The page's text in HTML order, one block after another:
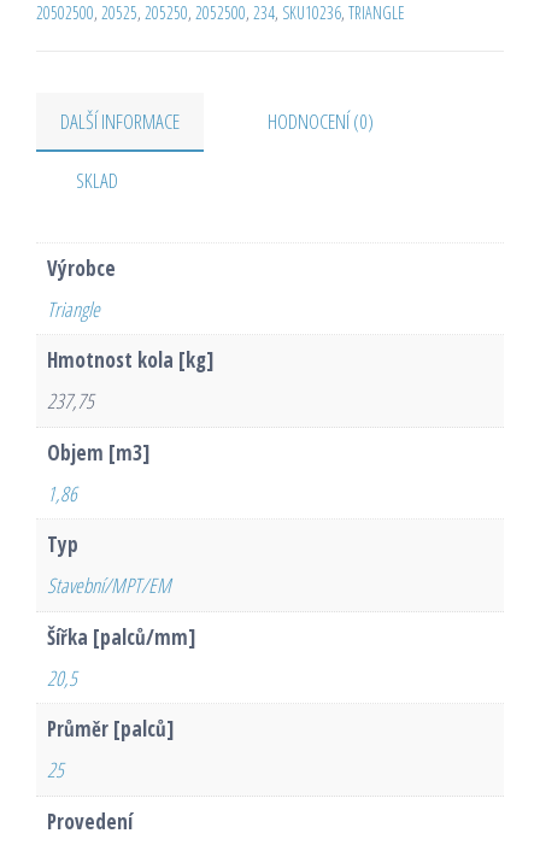
20502500, 20525, 205250, 2052500, 234, SKU10236, TRIANGLE
DALŠÍ INFORMACE HODNOCENÍ (0)
SKLAD
Výrobce
Triangle
Hmotnost kola [kg]
237,75
Objem [m3]
1,86
Typ
Stavební/MPT/EM
Šířka [palců/mm]
20,5
Průměr [palců]
25
Provedení